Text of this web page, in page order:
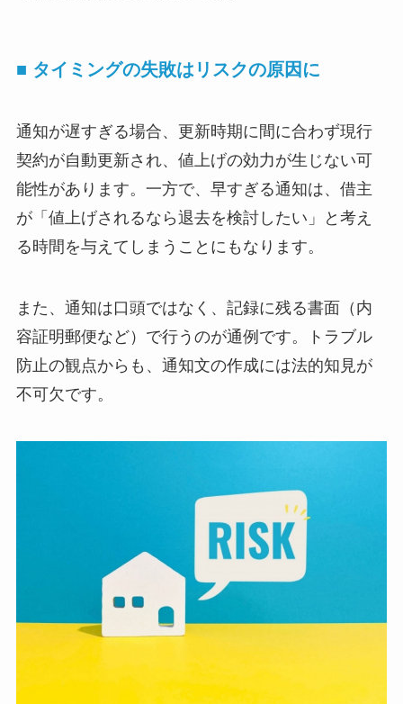
■ タイミングの失敗はリスクの原因に
通知が遅すぎる場合、更新時期に間に合わず現行
契約が自動更新され、値上げの効力が生じない可
能性があります。一方で、早すぎる通知は、借主
が「値上げされるなら退去を検討したい」と考え
る時間を与えてしまうことにもなります。
また、通知は口頭ではなく、記録に残る書面（内
容証明郵便など）で行うのが通例です。トラブル
防止の観点からも、通知文の作成には法的知見が
不可欠です。